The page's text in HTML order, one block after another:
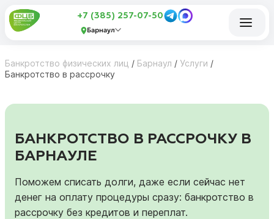
+7 (385) 257-07-50
Барнаул
Банкротство физических лиц / Барнаул / Услуги /
Банкротство в рассрочку
БАНКРОТСТВО В РАССРОЧКУ В
БАРНАУЛЕ
Поможем списать долги, даже если сейчас нет
денег на оплату процедуры сразу: банкротство в
рассрочку без кредитов и переплат.